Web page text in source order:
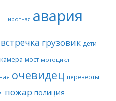
Широтная авария
встречка грузовик дети
камера мост мотоцикл
очевидец перевертыш
пожар полиция